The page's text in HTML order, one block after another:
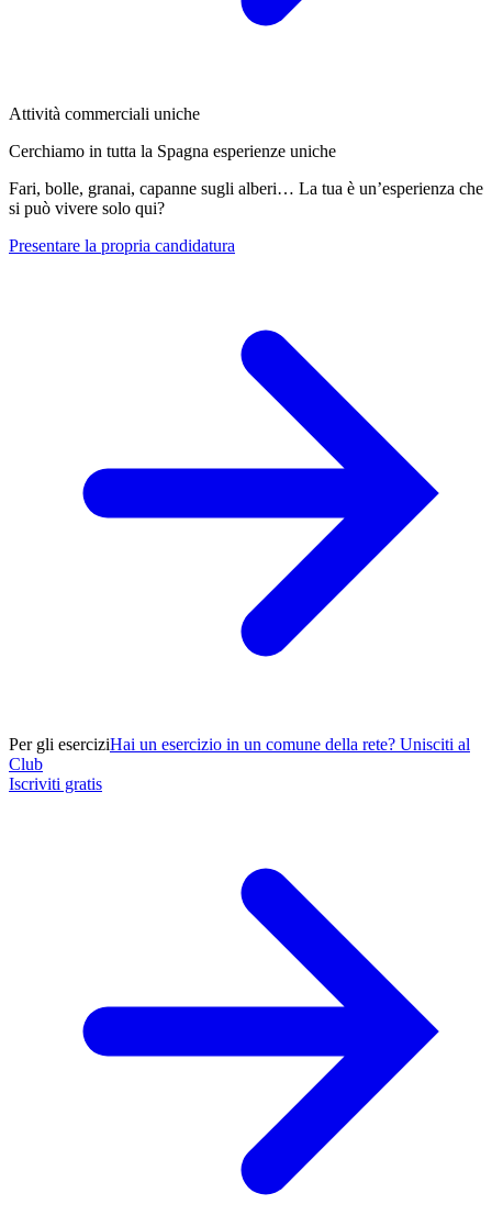
Attività commerciali uniche
Cerchiamo in tutta la Spagna esperienze uniche
Fari, bolle, granai, capanne sugli alberi… La tua è un’esperienza che
si può vivere solo qui?
Presentare la propria candidatura
Per gli eserciziHai un esercizio in un comune della rete? Unisciti al
Club
Iscriviti gratis